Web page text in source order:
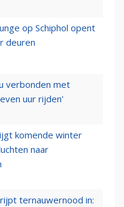
op Schiphol opent
deuren
verbonden met
uur rijden'
komende winter
naar
ternauwernood in: